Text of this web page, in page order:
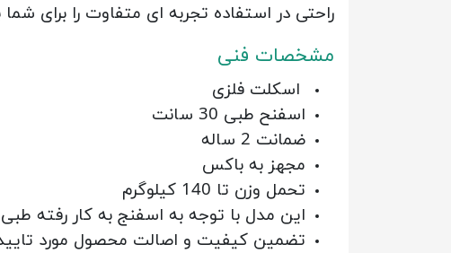
راحتی در استفاده تجربه ای متفاوت را برای
مشخصات فنی
اسکلت فلزی
اسفنح طبی 30 سانت
ضمانت 2 ساله
مجهز به باکس
تحمل وزن تا 140 کیلوگرم
این مدل با توجه به اسفنج به کار رفته
تضمین کیفیت و اصالت محصول مورد